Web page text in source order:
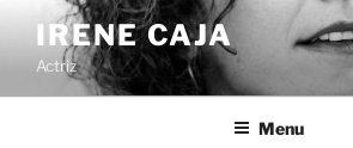
content
IRENE CAJA
Actriz
Menu